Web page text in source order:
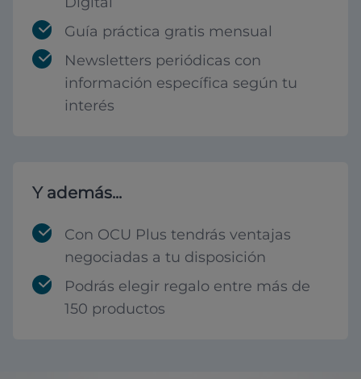
Guía práctica gratis mensual
Newsletters periódicas con
información específica según tu
interés
Y además...
Con OCU Plus tendrás ventajas
negociadas a tu disposición
Podrás elegir regalo entre más de
150 productos